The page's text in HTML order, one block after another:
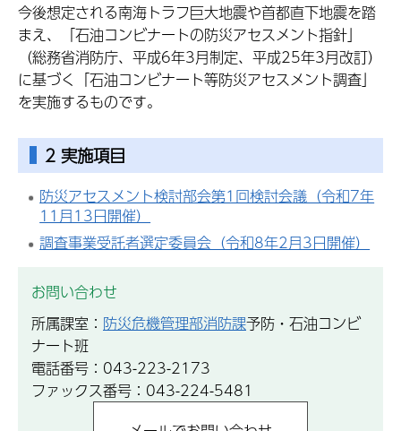
今後想定される南海トラフ巨大地震や首都直下地震を踏
まえ、「石油コンビナートの防災アセスメント指針」
（総務省消防庁、平成6年3月制定、平成25年3月改訂）
に基づく「石油コンビナート等防災アセスメント調査」
を実施するものです。
2 実施項目
防災アセスメント検討部会第1回検討会議（令和7年
11月13日開催）
調査事業受託者選定委員会（令和8年2月3日開催）
お問い合わせ
所属課室： 防災危機管理部消防課予防・石油コンビ
ナート班
電話番号：043-223-2173
ファックス番号：043-224-5481